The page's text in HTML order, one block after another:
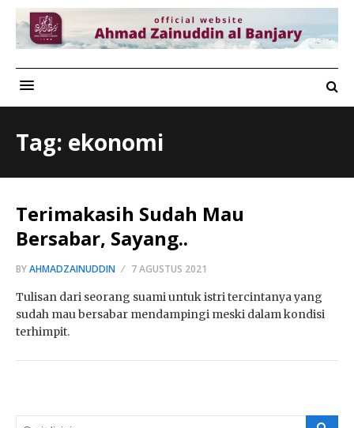
Tag: ekonomi
Terimakasih Sudah Mau
Bersabar, Sayang..
BYAHMADZAINUDDIN 7 AGUSTUS 2021
Tulisan dari seorang suami untuk istri tercintanya yang
sudah mau bersabar mendampingi meski dalam kondisi
terhimpit.